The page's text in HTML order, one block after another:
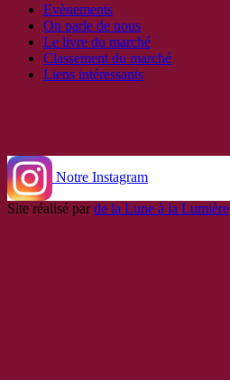
Evènements
On parle de nous
Le livre du marché
Classement du marché
Liens intéressants
Notre Instagram
Site réalisé parde la Lune à la Lumière